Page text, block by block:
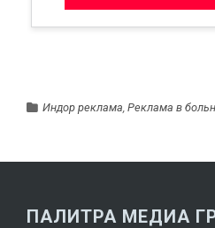
Индор реклама, Реклама в
ПАЛИТРА МЕДИА